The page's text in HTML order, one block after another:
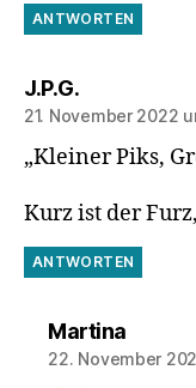
ANTWORTEN
J.P.G.sagt:
21. November 2022
„Kleiner Piks,
Kurz ist der
ANTWORTEN
Martinasagt:
22. November